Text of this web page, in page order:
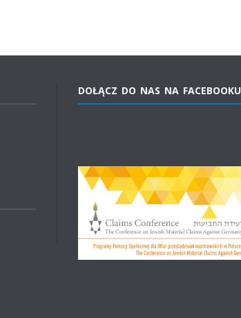
DOŁĄCZ DO NAS NA FACEBOOKU